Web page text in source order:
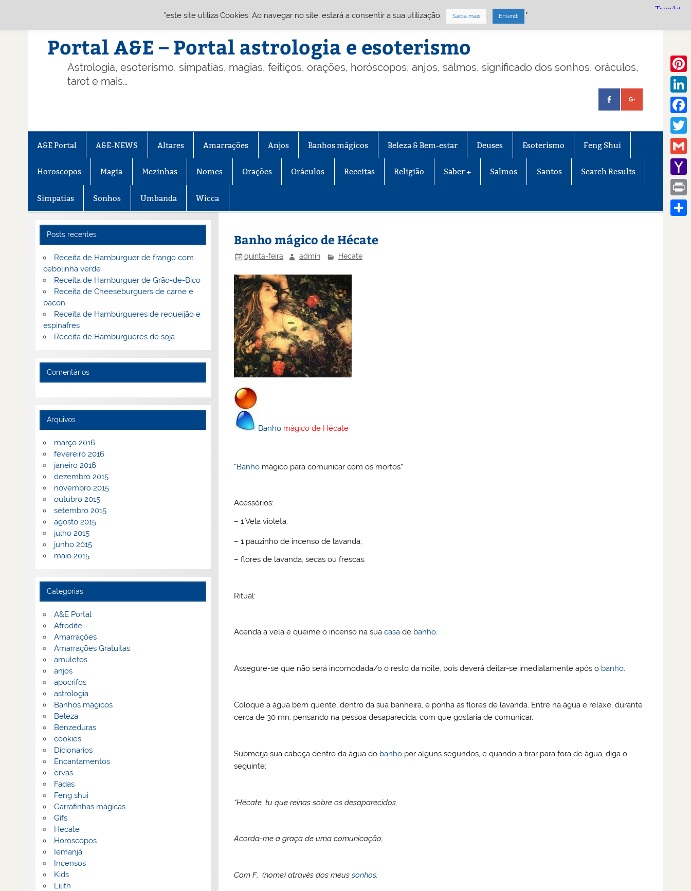
Portal A&E – Portal astrologia e esoterismo
Astrologia, esoterismo, simpatias, magias, feitiços, orações, horóscopos, anjos, salmos, significado dos sonhos, oráculos,
tarot e mais…
A&E Portal A&E-NEWS Altares Amarrações Anjos Banhos mágicos Beleza & Bem-estar Deuses Esoterismo Feng Shui
Horoscopos Magia Mezinhas Nomes Orações Oráculos Receitas Religião Saber + Salmos Santos Search Results
Simpatias Sonhos Umbanda Wicca
Banho mágico de Hécate
quinta-feira admin Hecate
Banho mágico de Hécate
“Banho mágico para comunicar com os mortos”
Acessórios:
– 1 Vela violeta;
– 1 pauzinho de incenso de lavanda;
– flores de lavanda, secas ou frescas.
Ritual:
Acenda a vela e queime o incenso na suacasa de banho.
Assegure-se que não será incomodada/o o resto da noite, pois deverá deitar-se imediatamente após o banho.
Coloque a água bem quente, dentro da sua banheira, e ponha as flores de lavanda. Entre na água e relaxe, durante
cerca de 30 mn, pensando na pessoa desaparecida, com que gostaria de comunicar.
Submerja sua cabeça dentro da água do banho por alguns segundos, e quando a tirar para fora de água, diga o
seguinte:
“Hécate, tu que reinas sobre os desaparecidos,
Acorda-me a graça de uma comunicação,
Com F… (nome) através dos meussonhos.
Posts recentes
Receita de Hambúrguer de frango com
cebolinha verde
Receita de Hamburguer de Grão-de-Bico
Receita de Cheeseburguers de carne e
bacon
Receita de Hambúrgueres de requeijão e
espinafres
Receita de Hambúrgueres de soja
Comentários
Arquivos
março 2016
fevereiro 2016
janeiro 2016
dezembro 2015
novembro 2015
outubro 2015
setembro 2015
agosto 2015
julho 2015
junho 2015
maio 2015
Categorias
A&E Portal
Afrodite
Amarrações
Amarrações Gratuitas
amuletos
anjos
apocrifos
astrologia
Banhos mágicos
Beleza
Benzeduras
cookies
Dicionarios
Encantamentos
ervas
Fadas
Feng shui
Garrafinhas mágicas
Gifs
Hecate
Horoscopos
Iemanjá
Incensos
Kids
Lilith
Gmail
Mail
Print
"este site utiliza Cookies. Ao navegar no site, estará a consentir a sua utilização. Saiba mais . Entendi ."